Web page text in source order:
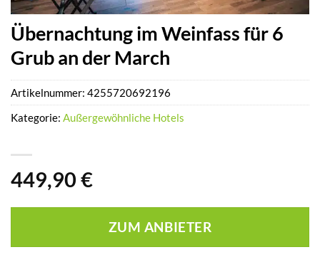
Übernachtung im Weinfass für 6
Grub an der March
449,90 €
ZUM ANBIETER
Artikelnummer: 4255720692196
Kategorie: Außergewöhnliche Hotels